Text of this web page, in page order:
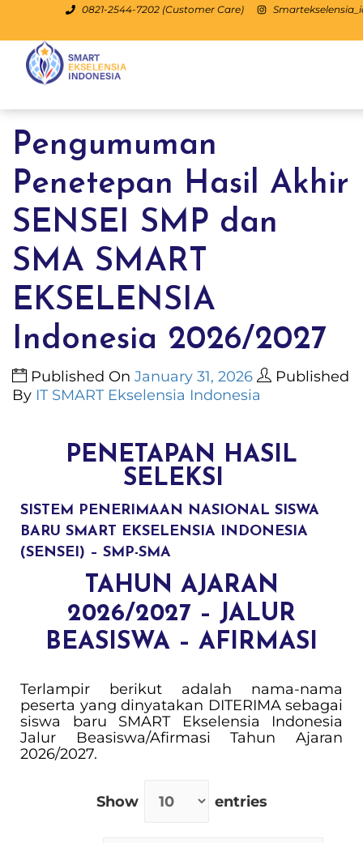
0821-2544-7202 (Customer Care)
Pengumuman
Penetepan Hasil Akhir
SENSEI SMP dan
SMA SMART
EKSELENSIA
Indonesia 2026/2027
Published On January 31, 2026
Published
By IT SMART Ekselensia Indonesia
PENETAPAN HASIL
SELEKSI
SISTEM PENERIMAAN NASIONAL SISWA
BARU SMART EKSELENSIA INDONESIA
(SENSEI) – SMP-SMA
TAHUN AJARAN
2026/2027 – JALUR
BEASISWA – AFIRMASI
Terlampir berikut adalah nama-nama
peserta yang dinyatakan DITERIMA sebagai
siswa baru SMART Ekselensia Indonesia
Jalur Beasiswa/Afirmasi Tahun Ajaran
2026/2027.
Show entries